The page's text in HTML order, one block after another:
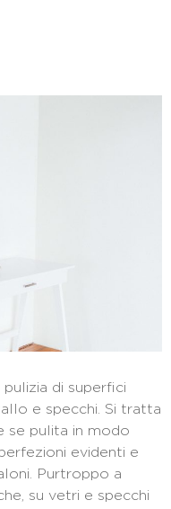
pulizia di superfici
e specchi. Si tratta
se pulita in modo
evidenti e
Purtroppo a
su vetri e specchi